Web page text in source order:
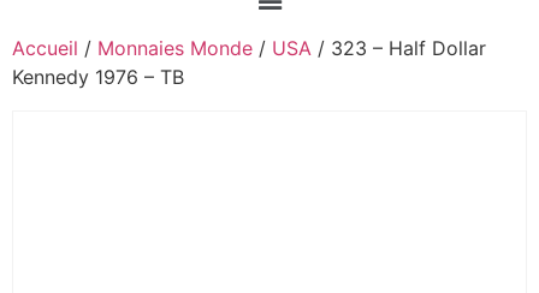
Accueil / Monnaies Monde / USA / 323 – Half Dollar
Kennedy 1976 – TB